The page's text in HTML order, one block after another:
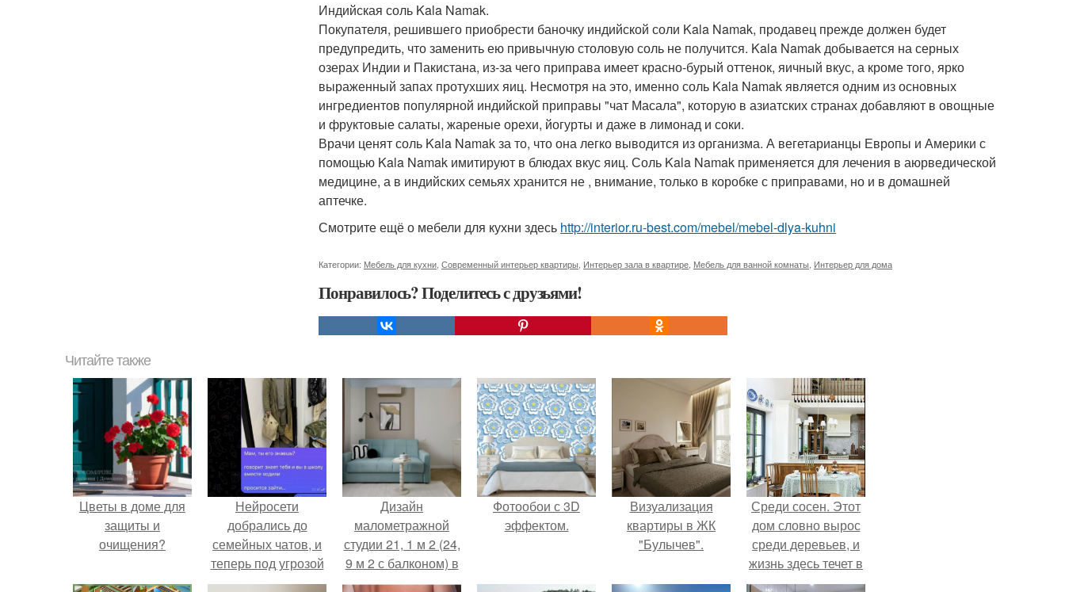
Индийская соль Kala Namak.
Покупателя, решившего приобрести баночку индийской соли Kala Namak, продавец прежде должен будет
предупредить, что заменить ею привычную столовую соль не получится. Kala Namak добывается на серных
озерах Индии и Пакистана, из-за чего приправа имеет красно-бурый оттенок, яичный вкус, а кроме того, ярко
выраженный запах протухших яиц. Несмотря на это, именно соль Kala Namak является одним из основных
ингредиентов популярной индийской приправы "чат Масала", которую в азиатских странах добавляют в овощные
и фруктовые салаты, жареные орехи, йогурты и даже в лимонад и соки.
Врачи ценят соль Kala Namak за то, что она легко выводится из организма. А вегетарианцы Европы и Америки с
помощью Kala Namak имитируют в блюдах вкус яиц. Соль Kala Namak применяется для лечения в аюрведической
медицине, а в индийских семьях хранится не , внимание, только в коробке с приправами, но и в домашней
аптечке.
Смотрите ещё о мебели для кухни здесь http://interior.ru-best.com/mebel/mebel-dlya-kuhni
Категории: Мебель для кухни Современный интерьер квартиры Интерьер зала в квартире Мебель для ванной комнаты Интерьер для дома
Понравилось? Поделитесь с друзьями!
Читайте также
Цветы в доме для
защиты и
очищения?
Нейросети
добрались до
семейных чатов, и
теперь под угрозой
мамины нервы.
Дизайн
малометражной
студии 21, 1 м 2 (24,
9 м 2 с балконом) в
Краснодаре.
Фотообои с 3D
эффектом.
Визуализация
квартиры в ЖК
"Булычев".
Среди сосен. Этот
дом словно вырос
среди деревьев, и
жизнь здесь течет в
собственном ритме